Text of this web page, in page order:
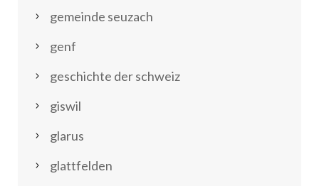
gemeinde seuzach
genf
geschichte der schweiz
giswil
glarus
glattfelden